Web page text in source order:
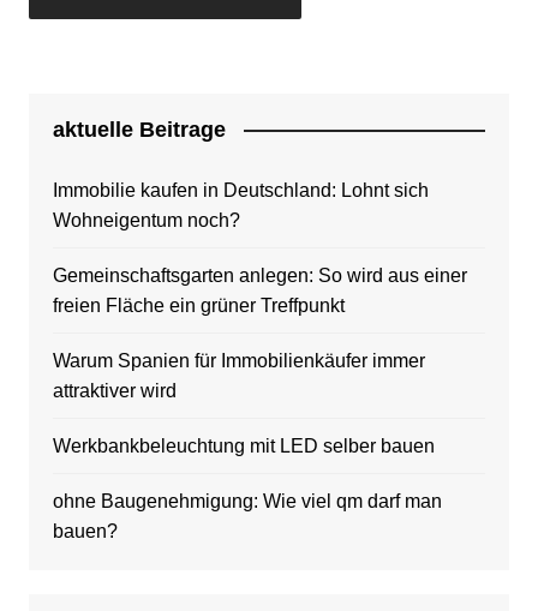
aktuelle Beitrage
Immobilie kaufen in Deutschland: Lohnt sich
Wohneigentum noch?
Gemeinschaftsgarten anlegen: So wird aus einer
freien Fläche ein grüner Treffpunkt
Warum Spanien für Immobilienkäufer immer
attraktiver wird
Werkbankbeleuchtung mit LED selber bauen
ohne Baugenehmigung: Wie viel qm darf man
bauen?